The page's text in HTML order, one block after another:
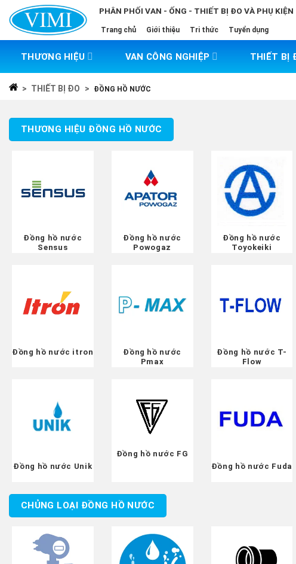
content
PHÂN PHỐI VAN - ỐNG - THIẾT BỊ ĐO VÀ PHỤ KIỆN
Trang chủ Giới thiệu Tri thức Tuyển dụng
THƯƠNG HIỆU VAN CÔNG NGHIỆP THIẾT BỊ
> THIẾT BỊ ĐO > ĐỒNG HỒ NƯỚC
THƯƠNG HIỆU ĐỒNG HỒ NƯỚC
Đồng hồ nước
Sensus
Đồng hồ nước
Powogaz
Đồng hồ nước
Toyokeiki
Đồng hồ nước itron
Đồng hồ nước
Pmax
Đồng hồ nước T-
Flow
Đồng hồ nước Unik
Đồng hồ nước FG
Đồng hồ nước Fuda
CHỦNG LOẠI ĐỒNG HỒ NƯỚC